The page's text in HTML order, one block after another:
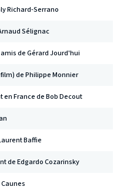
Richard-Serrano
Sélignac
de Gérard Jourd'hui
de Philippe Monnier
France de Bob Decout
Baffie
de Edgardo Cozarinsky